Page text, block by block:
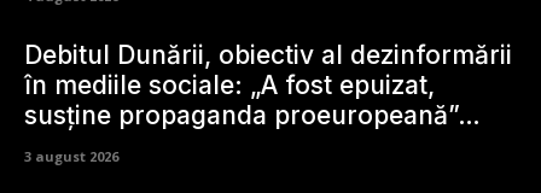
4 august 2026
UDMR ia în considerare susținerea unui
guvern PSD: „Toate posibilitățile sunt